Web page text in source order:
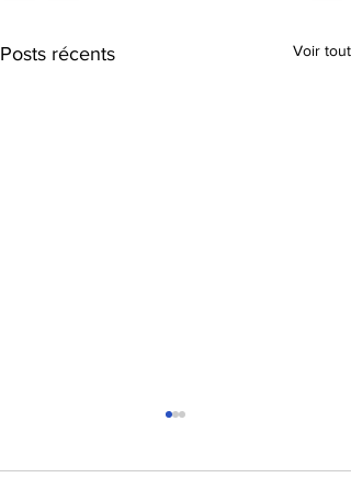
Posts récents Voir tout